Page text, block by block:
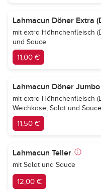
Lahmacun Döner Extra
mit extra Hähnchenfleisch
und Sauce
11,00 €
Lahmacun Döner
mit extra Hähnchenfleisch
Weichkäse, Salat und Sauce
11,50 €
Lahmacun Teller
mit Salat und Sauce
12,00 €